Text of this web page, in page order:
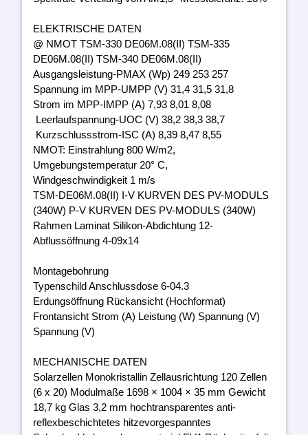
ELEKTRISCHE DATEN
@ NMOT TSM-330 DE06M.08(II) TSM-335
DE06M.08(II) TSM-340 DE06M.08(II)
Ausgangsleistung-PMAX (Wp) 249 253 257
Spannung im MPP-UMPP (V) 31,4 31,5 31,8
Strom im MPP-IMPP (A) 7,93 8,01 8,08
Leerlaufspannung-UOC (V) 38,2 38,3 38,7
Kurzschlussstrom-ISC (A) 8,39 8,47 8,55
NMOT: Einstrahlung 800 W/m2,
Umgebungstemperatur 20° C,
Windgeschwindigkeit 1 m/s
TSM-DE06M.08(II) I-V KURVEN DES PV-MODULS
(340W) P-V KURVEN DES PV-MODULS (340W)
Rahmen Laminat Silikon-Abdichtung 12-
Abflussöffnung 4-09x14
Montagebohrung
Typenschild Anschlussdose 6-04.3
Erdungsöffnung Rückansicht (Hochformat)
Frontansicht Strom (A) Leistung (W) Spannung (V)
Spannung (V)
MECHANISCHE DATEN
Solarzellen Monokristallin Zellausrichtung 120 Zellen
(6 x 20) Modulmaße 1698 × 1004 × 35 mm Gewicht
18,7 kg Glas 3,2 mm hochtransparentes anti-
reflexbeschichtetes hitzevorgespanntes